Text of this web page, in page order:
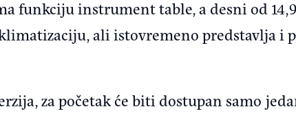
funkciju instrument table, a desni od
ali istovremeno predstavlja i
za početak će biti dostupan samo